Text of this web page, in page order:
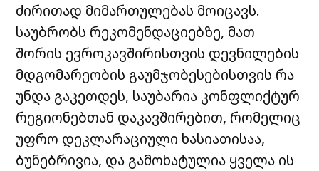
ძირითად მიმართულებას მოიცავს.
საუბრობს რეკომენდაციებზე, მათ
შორის ევროკავშირისთვის დევნილების
მდგომარეობის გაუმჯობესებისთვის რა
უნდა გაკეთდეს, საუბარია კონფლიქტურ
რეგიონებთან დაკავშირებით, რომელიც
უფრო დეკლარაციული ხასიათისაა,
ბუნებრივია, და გამოხატულია ყველა ის